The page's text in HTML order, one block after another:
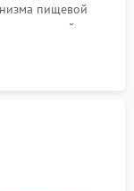
пищевой
масел.